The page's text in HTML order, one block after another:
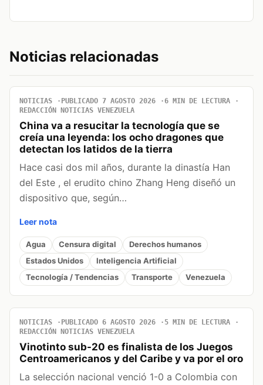
Noticias relacionadas
NOTICIAS PUBLICADO 7 AGOSTO 2026
6 MIN DE LECTURA
REDACCIÓN NOTICIAS VENEZUELA
China va a resucitar la tecnología que se
creía una leyenda: los ocho dragones que
detectan los latidos de la tierra
Hace casi dos mil años, durante la dinastía Han
del Este , el erudito chino Zhang Heng diseñó un
dispositivo que, según…
Leer nota
Agua Censura digital
Derechos humanos
Estados Unidos
Inteligencia Artificial
Tecnología / Tendencias
Transporte Venezuela
NOTICIAS PUBLICADO 6 AGOSTO 2026
5 MIN DE LECTURA
REDACCIÓN NOTICIAS VENEZUELA
Vinotinto sub-20 es finalista de los Juegos
Centroamericanos y del Caribe y va por el oro
La selección nacional venció 1-0 a Colombia con